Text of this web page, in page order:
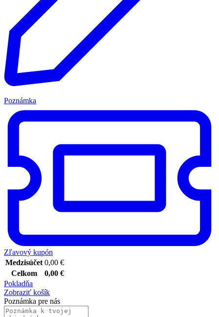
Poznámka
Zľavový kupón
Medzisúčet 0,00 €
Celkom
0,00 €
Pokladňa
Zobraziť košík
Poznámka pre nás